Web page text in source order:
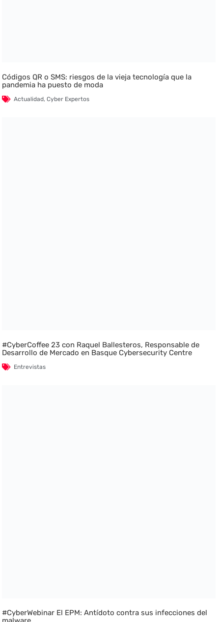
Códigos QR o SMS: riesgos de la vieja tecnología que la
pandemia ha puesto de moda
Actualidad,Cyber Expertos
#CyberCoffee 23 con Raquel Ballesteros, Responsable de
Desarrollo de Mercado en Basque Cybersecurity Centre
Entrevistas
#CyberWebinar El EPM: Antídoto contra sus infecciones del